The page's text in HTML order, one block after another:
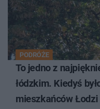
PODRÓŻE
To jedno z
łódzkim. Kiedyś
mieszkańców Łodzi